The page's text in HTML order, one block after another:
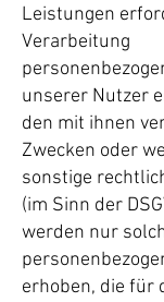
Leistungen
Verarbeitung
unserer Nutzer
den mit ihnen
Zwecken oder
sonstige
(im Sinn der
werden nur
erhoben, die für